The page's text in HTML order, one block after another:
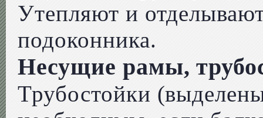
Утепляют и
подоконника.
Несущие рамы,
Трубостойки